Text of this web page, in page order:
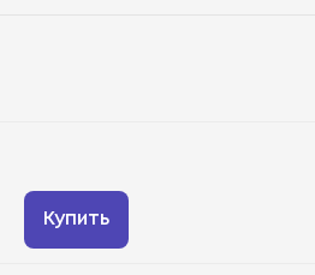
Купить